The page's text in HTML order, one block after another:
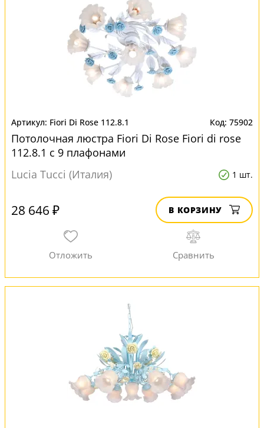
Fiori Di Rose 112.8.1 75902
Потолочная люстра Fiori Di Rose Fiori di rose
112.8.1 с 9 плафонами
Lucia Tucci (Италия)
1 шт.
28 646 ₽ В КОРЗИНУ